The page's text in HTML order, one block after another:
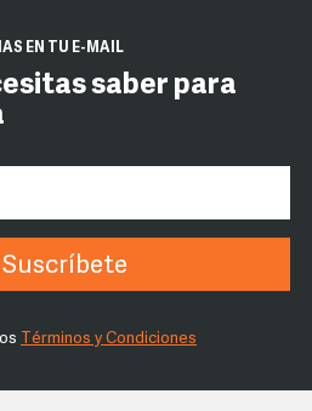
EN TU E-MAIL
saber para
Suscríbete
Términos y Condiciones